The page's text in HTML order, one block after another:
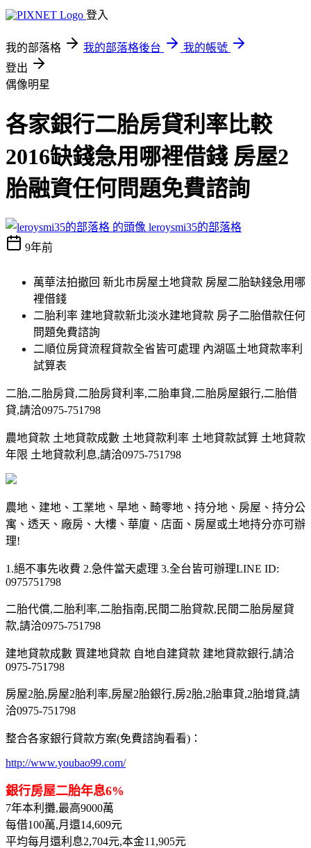
登入
我的部落格 我的部落格後台
我的帳號
登出
偶像明星
各家銀行二胎房貸利率比較
2016缺錢急用哪裡借錢 房屋2
胎融資任何問題免費諮詢
leroysmi35的部落格
9年前
萬華法拍撤回 新北市房屋土地貸款 房屋二胎缺錢急用哪
裡借錢
二胎利率 建地貸款新北淡水建地貸款 房子二胎借款任何
問題免費諮詢
二順位房貸流程貸款全省皆可處理 內湖區土地貸款率利
試算表
二胎,二胎房貸,二胎房貸利率,二胎車貸,二胎房屋銀行,二胎借
貸,請洽0975-751798
農地貸款 土地貸款成數 土地貸款利率 土地貸款試算 土地貸款
年限 土地貸款利息,請洽0975-751798
農地、建地、工業地、旱地、畸零地、持分地、房屋、持分公
寓、透天、廠房、大樓、華廈、店面、房屋或土地持分亦可辦
理!
1.絕不事先收費 2.急件當天處理 3.全台皆可辦理LINE ID:
0975751798
二胎代償,二胎利率,二胎指南,民間二胎貸款,民間二胎房屋貸
款,請洽0975-751798
建地貸款成數 買建地貸款 自地自建貸款 建地貸款銀行,請洽
0975-751798
房屋2胎,房屋2胎利率,房屋2胎銀行,房2胎,2胎車貸,2胎增貸,請
洽0975-751798
整合各家銀行貸款方案(免費諮詢看看)：
http://www.youbao99.com/
銀行房屋二胎年息6%
7年本利攤,最高9000萬
每借100萬,月還14,609元
平均每月還利息2,704元,本金11,905元